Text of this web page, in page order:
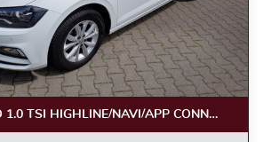
TSI HIGHLINE/NAVI/APP CONNECT/ALU